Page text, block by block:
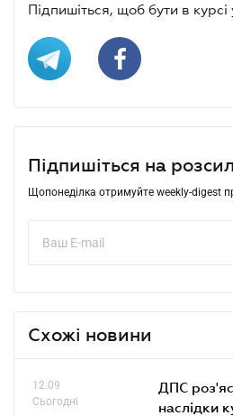
Підпишіться, щоб бути в курсі
Підпишіться на
Щопонеділка отримуйте weekly-digest
Схожі новини
12.09
Сьогодні
ДПС
наслідки